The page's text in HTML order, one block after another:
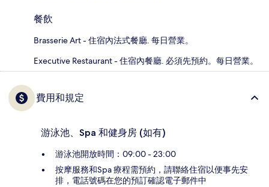
餐飲
Brasserie Art - 住宿內法式餐廳. 每日營業。
Executive Restaurant - 住宿內餐廳. 必須先預約。每日營業。
費用和規定
游泳池、Spa 和健身房 (如有)
游泳池開放時間：09:00 - 23:00
按摩服務和Spa 療程需預約，請聯絡住宿以便事先安
排，電話號碼在您的預訂確認電子郵件中